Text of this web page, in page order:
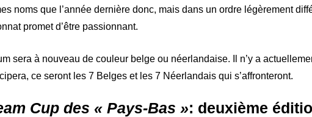
noms que l’année dernière donc, mais dans un ordre légèrement
promet d’être passionnant.
sera à nouveau de couleur belge ou néerlandaise. Il n’y a
ce seront les 7 Belges et les 7 Néerlandais qui s’affronteront.
Cup des « Pays-Bas »: deuxième